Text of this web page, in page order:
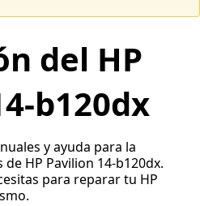
del HP
b120dx
y ayuda para la
HP Pavilion 14-b120dx.
para reparar tu HP